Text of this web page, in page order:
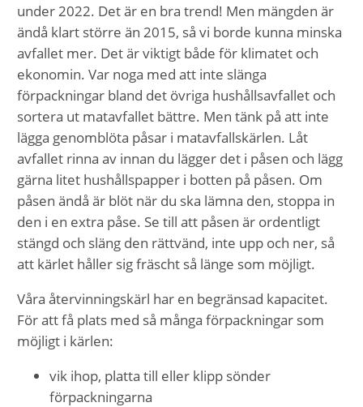
under 2022. Det är en bra trend! Men mängden är
ändå klart större än 2015, så vi borde kunna minska
avfallet mer. Det är viktigt både för klimatet och
ekonomin. Var noga med att inte slänga
förpackningar bland det övriga hushållsavfallet och
sortera ut matavfallet bättre. Men tänk på att inte
lägga genomblöta påsar i matavfallskärlen. Låt
avfallet rinna av innan du lägger det i påsen och lägg
gärna litet hushållspapper i botten på påsen. Om
påsen ändå är blöt när du ska lämna den, stoppa in
den i en extra påse. Se till att påsen är ordentligt
stängd och släng den rättvänd, inte upp och ner, så
att kärlet håller sig fräscht så länge som möjligt.
Våra återvinningskärl har en begränsad kapacitet.
För att få plats med så många förpackningar som
möjligt i kärlen:
vik ihop, platta till eller klipp sönder
förpackningarna